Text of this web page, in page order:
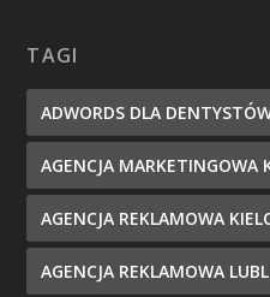
TAGI
ADWORDS DLA
AGENCJA MARKETINGOWA
AGENCJA REKLAMOWA
AGENCJA REKLAMOWA